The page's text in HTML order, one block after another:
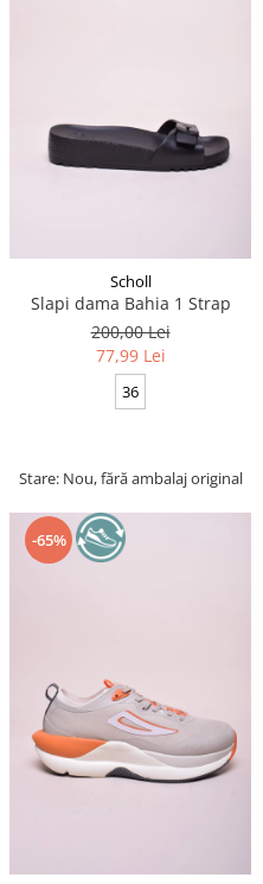
Scholl
Slapi dama Bahia 1 Strap
200,00 Lei
77,99 Lei
36
Stare: Nou, fără ambalaj original
-65%